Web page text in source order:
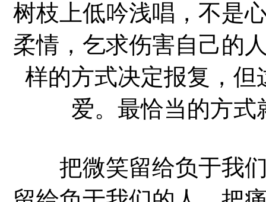
树枝上低吟浅唱，不是
柔情，乞求伤害自己的
样的方式决定报复，
爱。最恰当的方式
把微笑留给负于我们